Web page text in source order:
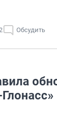
Обсудить